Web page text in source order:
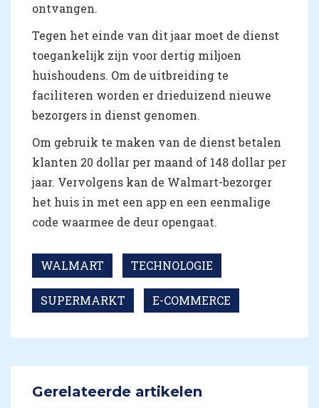
ontvangen.
Tegen het einde van dit jaar moet de dienst
toegankelijk zijn voor dertig miljoen
huishoudens. Om de uitbreiding te
faciliteren worden er drieduizend nieuwe
bezorgers in dienst genomen.
Om gebruik te maken van de dienst betalen
klanten 20 dollar per maand of 148 dollar per
jaar. Vervolgens kan de Walmart-bezorger
het huis in met een app en een eenmalige
code waarmee de deur opengaat.
WALMART TECHNOLOGIE
SUPERMARKT E-COMMERCE
Gerelateerde artikelen